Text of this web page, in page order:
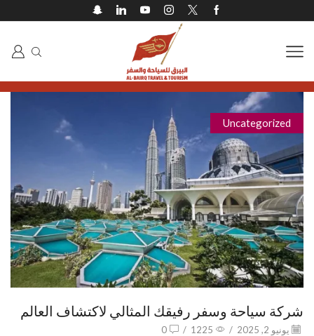
Uncategorized
شركة سياحة وسفر رفيقك المثالي لاكتشاف العالم
يونيو 2, 2025 /
1225
/
0